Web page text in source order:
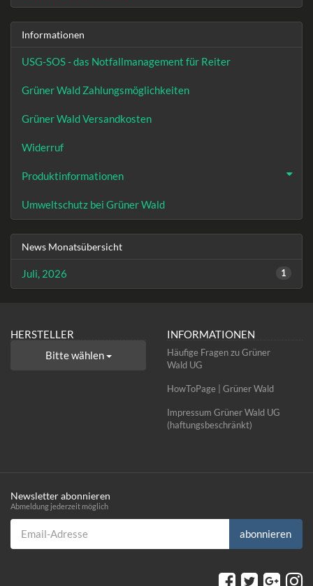
Informationen
USG-SOS - das Notfallmanagement für Reiter
Grüner Wald Zahlungsmöglichkeiten
Grüner Wald Versandkosten
Widerruf
Produktinformationen
Umweltschutz bei Grüner Wald
News Monatsübersicht
Juli, 2026 1
HERSTELLER
Bitte wählen
INFORMATIONEN
Häufige Fragen zu Grüner
Wald UG
HowToPage | Grüner Wald
Impressum Grüner Wald UG
(haftungsbeschränkt)
Newsletter abonnieren
Abmeldung jederzeit möglich
Email-Adresse
abonnieren